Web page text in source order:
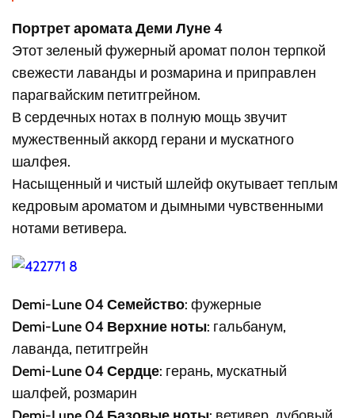
Портрет аромата Деми Луне 4
Этот зеленый фужерный аромат полон терпкой
свежести лаванды и розмарина и приправлен
парагвайским петитгрейном.
В сердечных нотах в полную мощь звучит
мужественный аккорд герани и мускатного
шалфея.
Насыщенный и чистый шлейф окутывает теплым
кедровым ароматом и дымными чувственными
нотами ветивера.
Demi-Lune 04 Семейство: фужерные
Demi-Lune 04 Верхние ноты: гальбанум,
лаванда, петитгрейн
Demi-Lune 04 Сердце: герань, мускатный
шалфей, розмарин